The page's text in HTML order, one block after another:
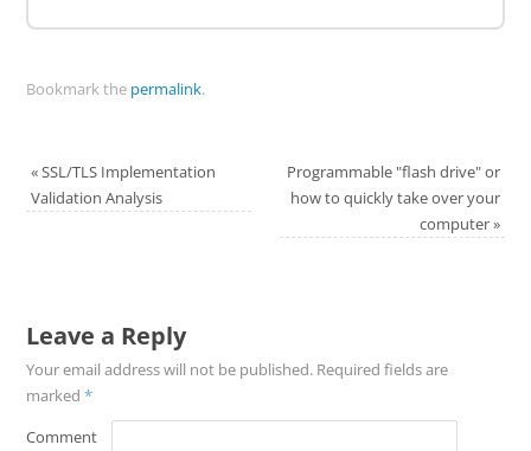
Bookmark the permalink.
«SSL/TLS Implementation
Validation Analysis
Programmable "flash drive" or
how to quickly take over your
computer»
Leave a Reply
Your email address will not be published. Required fields are
marked *
Comment